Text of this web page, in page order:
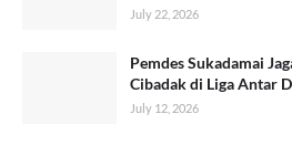
July 22, 2026
Pemdes Sukadamai
Cibadak di Liga Antar
July 12, 2026